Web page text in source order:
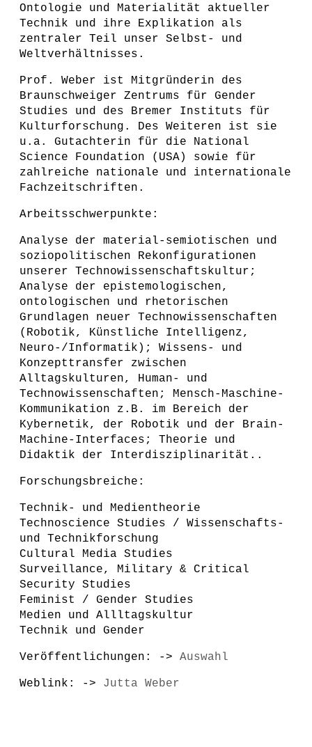
Ontologie und Materialität aktueller
Technik und ihre Explikation als
zentraler Teil unser Selbst- und
Weltverhältnisses.
Prof. Weber ist Mitgründerin des
Braunschweiger Zentrums für Gender
Studies und des Bremer Instituts für
Kulturforschung. Des Weiteren ist sie
u.a. Gutachterin für die National
Science Foundation (USA) sowie für
zahlreiche nationale und internationale
Fachzeitschriften.
Arbeitsschwerpunkte:
Analyse der material-semiotischen und
soziopolitischen Rekonfigurationen
unserer Technowissenschaftskultur;
Analyse der epistemologischen,
ontologischen und rhetorischen
Grundlagen neuer Technowissenschaften
(Robotik, Künstliche Intelligenz,
Neuro-/Informatik); Wissens- und
Konzepttransfer zwischen
Alltagskulturen, Human- und
Technowissenschaften; Mensch-Maschine-
Kommunikation z.B. im Bereich der
Kybernetik, der Robotik und der Brain-
Machine-Interfaces; Theorie und
Didaktik der Interdisziplinarität..
Forschungsbreiche:
Technik- und Medientheorie
Technoscience Studies / Wissenschafts-
und Technikforschung
Cultural Media Studies
Surveillance, Military & Critical
Security Studies
Feminist / Gender Studies
Medien und Allltagskultur
Technik und Gender
Veröffentlichungen: -> Auswahl
Weblink: -> Jutta Weber